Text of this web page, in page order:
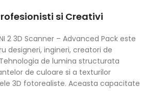
si Creativi
2 3D Scanner – Advanced Pack este
designeri, ingineri, creatori de
de lumina structurata
de culoare si a texturilor
3D fotorealiste. Aceasta capacitate